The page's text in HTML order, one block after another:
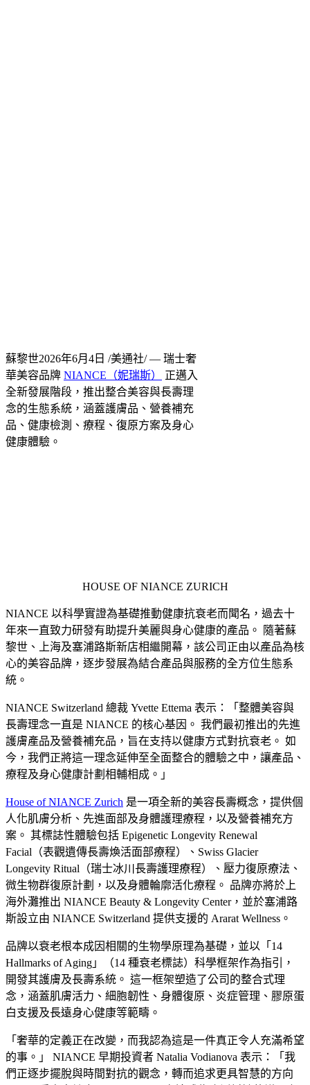
蘇黎世2026年6月4日 /美通社/ — 瑞士奢
華美容品牌 NIANCE（妮瑞斯）
正邁入
全新發展階段，推出整合美容與長壽理
念的生態系統，涵蓋護膚品、營養補充
品、健康檢測、療程、復原方案及身心
健康體驗。
HOUSE OF NIANCE ZURICH
NIANCE 以科學實證為基礎推動健康抗衰老而聞名，過去十
年來一直致力研發有助提升美麗與身心健康的產品。 隨著蘇
黎世、上海及塞浦路斯新店相繼開幕，該公司正由以產品為核
心的美容品牌，逐步發展為結合產品與服務的全方位生態系
統。
NIANCE Switzerland 總裁 Yvette Ettema 表示：「整體美容與
長壽理念一直是 NIANCE 的核心基因。 我們最初推出的先進
護膚產品及營養補充品，旨在支持以健康方式對抗衰老。 如
今，我們正將這一理念延伸至全面整合的體驗之中，讓產品、
療程及身心健康計劃相輔相成。」
House of NIANCE Zurich 是一項全新的美容長壽概念，提供個
人化肌膚分析、先進面部及身體護理療程，以及營養補充方
案。 其標誌性體驗包括 Epigenetic Longevity Renewal
Facial（表觀遺傳長壽煥活面部療程）、Swiss Glacier
Longevity Ritual（瑞士冰川長壽護理療程）、壓力復原療法、
微生物群復原計劃，以及身體輪廓活化療程。 品牌亦將於上
海外灘推出 NIANCE Beauty & Longevity Center，並於塞浦路
斯設立由 NIANCE Switzerland 提供支援的 Ararat Wellness。
品牌以衰老根本成因相關的生物學原理為基礎，並以「14
Hallmarks of Aging」（14 種衰老標誌）科學框架作為指引，
開發其護膚及長壽系統。 這一框架塑造了公司的整合式理
念，涵蓋肌膚活力、細胞韌性、身體復原、炎症管理、膠原蛋
白支援及長遠身心健康等範疇。
「奢華的定義正在改變，而我認為這是一件真正令人充滿希望
的事。」 NIANCE 早期投資者 Natalia Vodianova 表示：「我
們正逐步擺脫與時間對抗的觀念，轉而追求更具智慧的方向